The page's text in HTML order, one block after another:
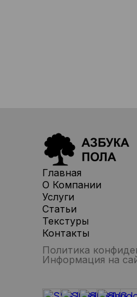
Главная
О Компании
Услуги
Статьи
Текстуры
Контакты
Политика
Информация на